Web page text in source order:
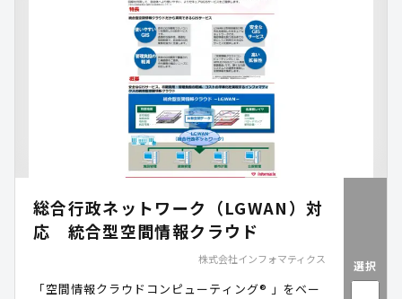
もとに、自治体に求められる通信BCP対策や通信冗
長化の考え方をご確認いただけます。
総合行政ネットワーク（LGWAN）対
応 統合型空間情報クラウド
株式会社インフォマティクス
「空間情報クラウドコンピューティング® 」をベー
選択